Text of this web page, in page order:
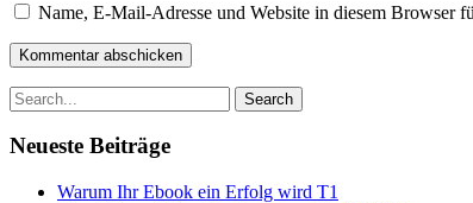
Name, E-Mail-Adresse und Website in diesem Browser
Search
for:
Neueste Beiträge
Warum Ihr Ebook ein Erfolg wird T1